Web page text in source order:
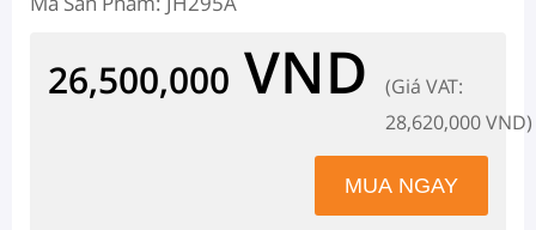
26,500,000 VND
(Giá VAT:
28,620,000 VND)